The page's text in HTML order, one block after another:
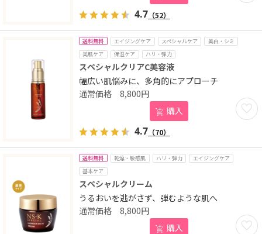
4.7 （52）
送料無料 エイジングケア スペシャルケア
美白・シミ
美肌ケア
保湿ケア ハリ・弾力
スペシャルクリアC美容液
幅広い肌悩みに、多角的にアプローチ
お気
8,800円
購入
4.7 （70）
送料無料 乾燥・敏感肌 ハリ・弾力
エイジングケア
基本ケア
スペシャルクリーム
うるおいを逃がさず、弾むような肌へ
お気
8,800円
購入